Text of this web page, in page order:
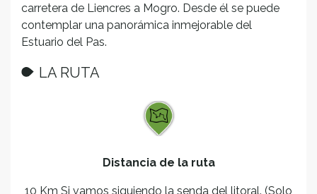
carretera de Liencres a Mogro. Desde él se puede
contemplar una panorámica inmejorable del
Estuario del Pas.
LA RUTA
Distancia de la ruta
10 Km Si vamos siguiendo la senda del litoral. (Solo